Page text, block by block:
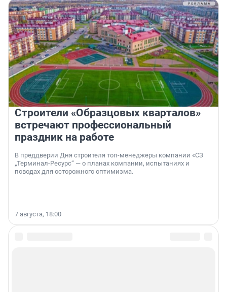
Строители «Образцовых кварталов»
встречают профессиональный
праздник на работе
В преддверии Дня строителя топ-менеджеры компании «СЗ
„Терминал-Ресурс“ — о планах компании, испытаниях и
поводах для осторожного оптимизма.
7 августа, 18:00